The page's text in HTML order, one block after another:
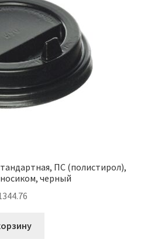
ПС (полистирол),
черный